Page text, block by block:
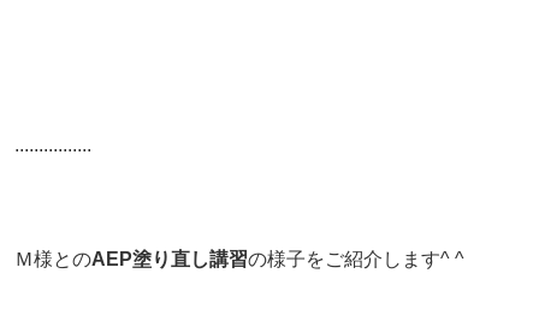
................
Ｍ様とのAEP塗り直し講習の様子をご紹介します^ ^